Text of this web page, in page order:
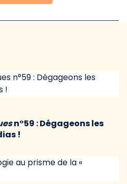
n°59 : Dégageons les
!